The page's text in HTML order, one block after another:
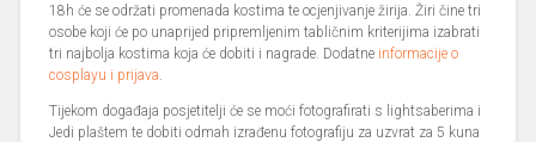
18h će se održati promenada kostima te ocjenjivanje žirija. Žiri čine tri
osobe koji će po unaprijed pripremljenim tabličnim kriterijima izabrati
tri najbolja kostima koja će dobiti i nagrade. Dodatne informacije o
cosplayu i prijava
Tijekom događaja posjetitelji će se moći fotografirati s lightsaberima i
Jedi plaštem te dobiti odmah izrađenu fotografiju za uzvrat za 5 kuna